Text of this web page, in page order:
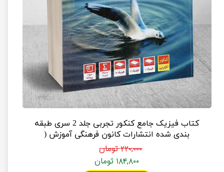
کتاب فیزیک جامع کنکور تجربی جلد 2 سری طبقه
بندی شده انتشارات کانون فرهنگی آموزش (
پاسخنامه )
۲۲۰,۰۰۰ تومان
۱۸۴,۸۰۰ تومان